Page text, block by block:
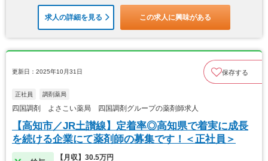
求人の詳細を見る この求人に興味がある
更新日：2025年10月31日 保存する
正社員 調剤薬局
四国調剤 よさこい薬局 四国調剤グループの薬剤師求人
【高知市／JR土讃線】定着率◎高知県で着実に成長
を続ける企業にて薬剤師の募集です！＜正社員＞
【月収】30.5万円